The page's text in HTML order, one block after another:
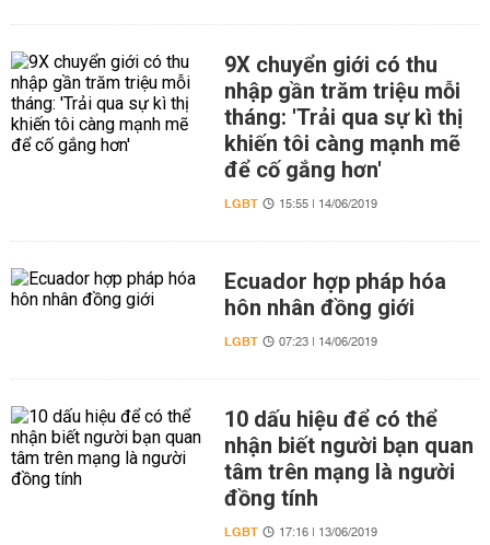
9X chuyển giới có thu
nhập gần trăm triệu mỗi
tháng: 'Trải qua sự kì thị
khiến tôi càng mạnh mẽ
để cố gắng hơn'
LGBT 15:55 | 14/06/2019
Ecuador hợp pháp hóa
hôn nhân đồng giới
LGBT 07:23 | 14/06/2019
10 dấu hiệu để có thể
nhận biết người bạn quan
tâm trên mạng là người
đồng tính
LGBT 17:16 | 13/06/2019